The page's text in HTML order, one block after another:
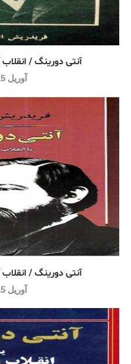
آنتی دورینگ /
آوریل 15, 2024
آنتی دورینگ /
آوریل 15, 2024